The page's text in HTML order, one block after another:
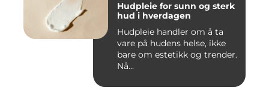
Hudpleie for sunn og sterk
hud i hverdagen
Hudpleie handler om å ta
vare på hudens helse, ikke
bare om estetikk og trender.
Nå...